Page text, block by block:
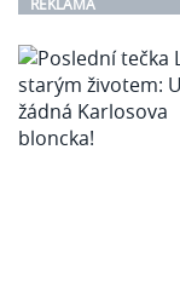
REKLAMA